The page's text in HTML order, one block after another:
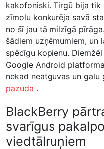
kakofoniski. Tirgū bija tik
zīmolu konkurēja savā
no šī jau tā milzīgā
šādiem uzņēmumiem,
spēcīgu kopienu.
Google Android
nekad neatguvās un galu
pazuda .
BlackBerry
svarīgus
viedtālruņiem